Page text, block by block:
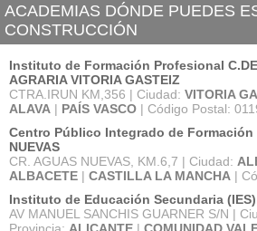
ACADEMIAS DÓNDE PUEDES
CONSTRUCCIÓN
Instituto de Formación Profesional C.DE
AGRARIA VITORIA GASTEIZ
CTRA.IRUN KM,356 | Ciudad: VITORIA
ALAVA | PAÍS VASCO | Código Postal:
Centro Público Integrado de Formación
NUEVAS
CR. AGUAS NUEVAS, KM.6,7 | Ciudad:
ALBACETE | CASTILLA LA MANCHA |
Instituto de Educación Secundaria (IES)
AV MANUEL SANCHIS GUARNER S/N |
Provincia: ALICANTE | COMUNIDAD